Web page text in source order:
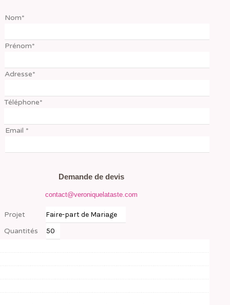
Nom*
Prénom*
Adresse*
Téléphone*
Email *
Demande de devis
contact@veroniquelataste.com
Projet
Quantités